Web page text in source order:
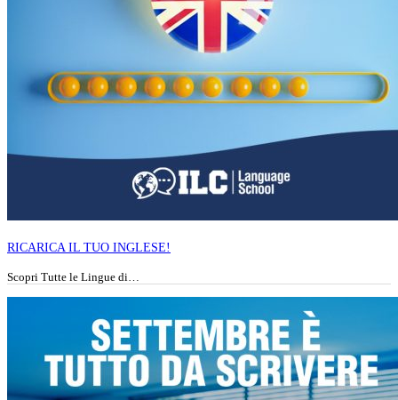
RICARICA IL TUO INGLESE!
Scopri Tutte le Lingue di…